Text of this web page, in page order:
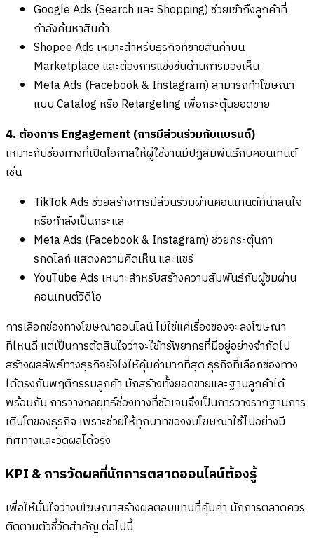
Google Ads (Search และ Shopping) ช่วยเข้าถึงลูกค้าที่
กำลังค้นหาสินค้า
Shopee Ads เหมาะสำหรับธุรกิจที่ขายสินค้าบน
Marketplace และต้องการแข่งขันด้านการมองเห็น
Meta Ads (Facebook & Instagram) สามารถทำโฆษณา
แบบ Catalog หรือ Retargeting เพื่อกระตุ้นยอดขาย
4. ต้องการ Engagement (การมีส่วนร่วมกับแบรนด์)
เหมาะกับช่องทางที่เปิดโอกาสให้ผู้ใช้งานมีปฏิสัมพันธ์กับคอนเทนต์
เช่น
TikTok Ads ช่วยสร้างการมีส่วนร่วมผ่านคอนเทนต์ที่น่าสนใจ
หรือกำลังเป็นกระแส
Meta Ads (Facebook & Instagram) ช่วยกระตุ้นกา
รกดไลก์ แสดงความคิดเห็น และแชร์
YouTube Ads เหมาะสำหรับสร้างความสัมพันธ์กับผู้ชมผ่าน
คอนเทนต์วิดีโอ
การเลือกช่องทางโฆษณาออนไลน์ ไม่ใช่แค่เรื่องของจะลงโฆษณา
ที่ไหนดี แต่เป็นการตัดสินใจว่าจะใช้ทรัพยากรที่มีอยู่อย่างจำกัดไป
สร้างผลลัพธ์ทางธุรกิจยังไงให้คุ้มค่ามากที่สุด ธุรกิจที่เลือกช่องทาง
ได้ตรงกับพฤติกรรมลูกค้า มักสร้างทั้งยอดขายและฐานลูกค้าได้
พร้อมกัน การวางกลยุทธ์ช่องทางที่ชัดเจนจึงเป็นการวางรากฐานการ
เติบโตของธุรกิจ เพราะช่วยให้ทุกบาทของงบโฆษณาใช้ไปอย่างมี
ทิศทางและวัดผลได้จริง
KPI & การวัดผลที่นักการตลาดออนไลน์ต้องรู้
เพื่อให้มั่นใจว่างบโฆษณาสร้างผลตอบแทนที่คุ้มค่า นักการตลาดควร
ติดตามตัวชี้วัดสำคัญ ต่อไปนี้